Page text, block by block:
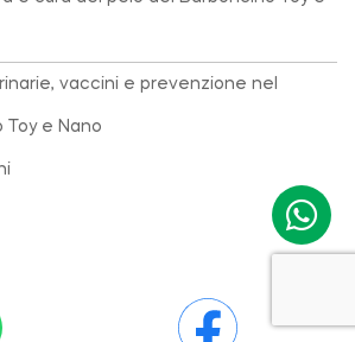
vaccini e prevenzione nel
Toy e Nano